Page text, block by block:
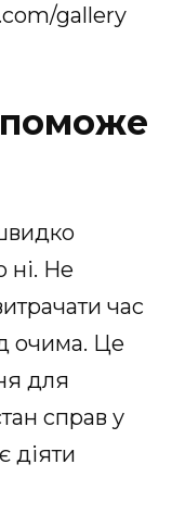
gallery
ні. Не
час
очима. Це
для
справ у
діяти